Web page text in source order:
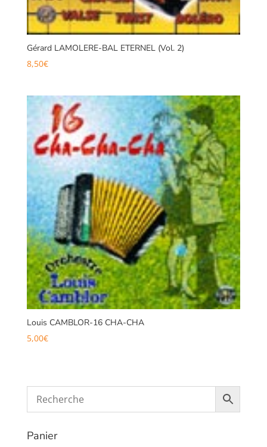
Gérard LAMOLERE-BAL ETERNEL (Vol. 2)
8,50€
Louis CAMBLOR-16 CHA-CHA
5,00€
Panier